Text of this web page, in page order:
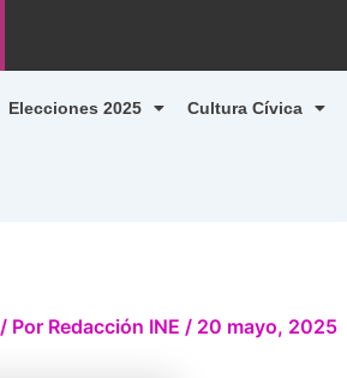
Elecciones 2025 Cultura Cívica
/ Por Redacción INE / 20 mayo, 2025